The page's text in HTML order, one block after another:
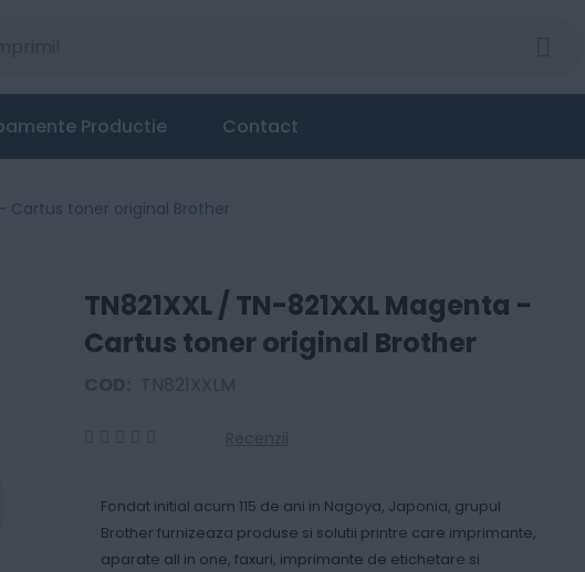
Productie Contact
- Cartus toner original Brother
TN821XXL / TN-821XXL Magenta -
Cartus toner original Brother
Fondat initial acum 115 de ani in Nagoya, Japonia, grupul
Brother furnizeaza produse si solutii printre care imprimante,
aparate all in one, faxuri, imprimante de etichetare si